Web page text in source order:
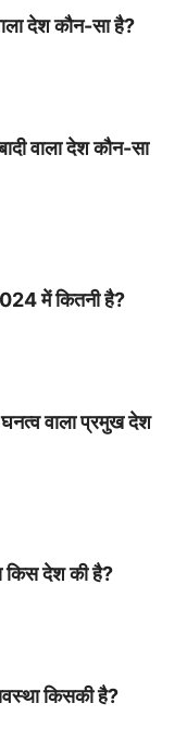
देश कौन-सा है?
वाला देश कौन-सा
में कितनी है?
वाला प्रमुख देश
किस देश की है?
किसकी है?